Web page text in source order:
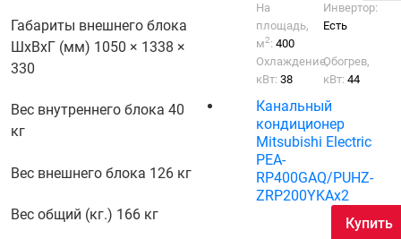
Габариты внешнего блока
ШхВхГ (мм) 1050 × 1338 ×
330
Вес внутреннего блока 40
кг
Вес внешнего блока 126 кг
Вес общий (кг.) 166 кг
На
площадь,
м2:400
Инвертор:
Есть
Охлаждение,
кВт:38
Обогрев,
кВт:44
Канальный
кондиционер
Mitsubishi Electric
PEA-
RP400GAQ/PUHZ-
ZRP200YKAх2
Купить